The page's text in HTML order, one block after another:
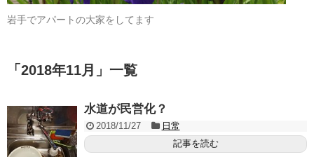
岩手でアパートの大家をしてます
「2018年11月 」 一覧
水道が民営化？
2018/11/27
日常
記事を読む